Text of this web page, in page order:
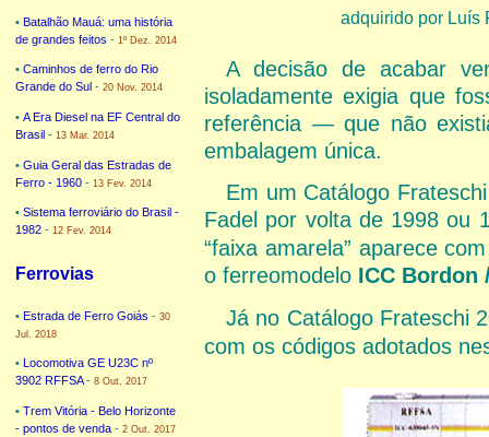
• Batalhão Mauá: uma história
de grandes feitos - 1º Dez. 2014
• Caminhos de ferro do Rio
Grande do Sul - 20 Nov. 2014
• A Era Diesel na EF Central do
Brasil - 13 Mar. 2014
• Guia Geral das Estradas de
Ferro - 1960 - 13 Fev. 2014
• Sistema ferroviário do Brasil -
1982 - 12 Fev. 2014
Ferrovias
• Estrada de Ferro Goiás - 30
Jul. 2018
• Locomotiva GE U23C nº
3902 RFFSA- 8 Out. 2017
• Trem Vitória - Belo Horizonte
- pontos de venda - 2 Out. 2017
adquirido por Luís
A decisão de acabar
isoladamente exigia que
referência — que não
embalagem única.
Em um Catálogo
Fadel por volta de 1998 ou
“faixa amarela” aparece
o ferreomodelo ICC Bordon
Já no Catálogo Frateschi
com os códigos adotados